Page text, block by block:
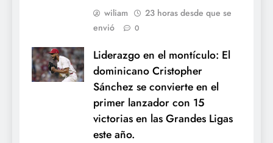
wiliam
23 horas desde que se
envió
0
Liderazgo en el montículo: El
dominicano Cristopher
Sánchez se convierte en el
primer lanzador con 15
victorias en las Grandes Ligas
este año.